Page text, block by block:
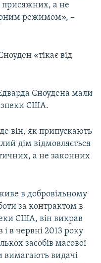
присяжних, а не
режимом», –
«тікає від
Сноудена мали
США.
він, як припускають
дім відмовляється
а не законних
в добровільному
за контрактом в
США, він викрав
в червні 2013 року
засобів масової
вимагають видачі